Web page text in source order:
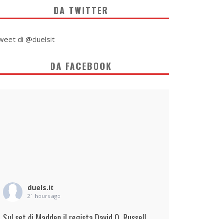
DA TWITTER
di @duelsit
DA FACEBOOK
duels.it
21 hours ago